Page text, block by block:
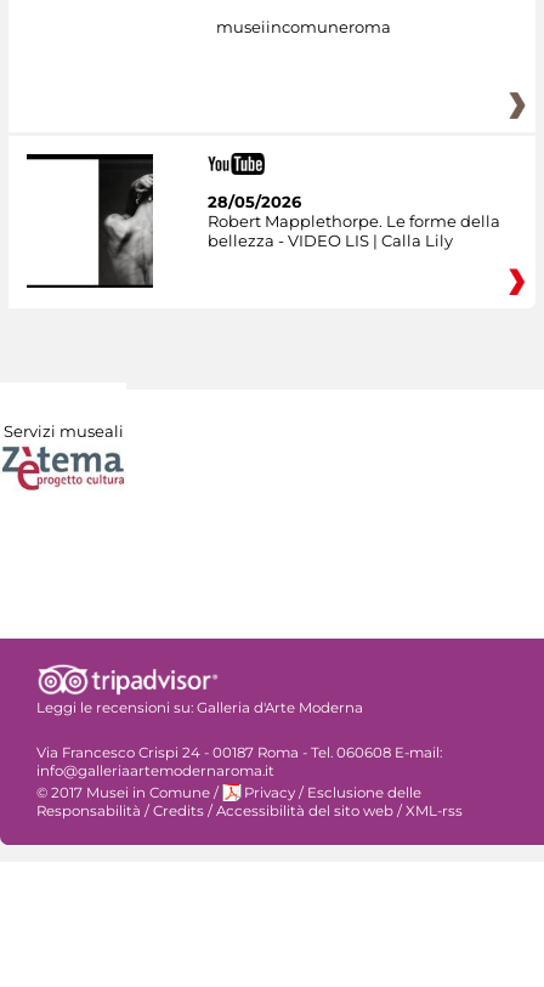
museiincomuneroma
28/05/2026
Robert Mapplethorpe. Le forme della
bellezza - VIDEO LIS | Calla Lily
Servizi museali
Leggi le recensioni su: Galleria d'Arte Moderna
Via Francesco Crispi 24 - 00187 Roma - Tel. 060608 E-mail:
info@galleriaartemodernaroma.it
© 2017 Musei in Comune / Privacy / Esclusione delle
Responsabilità / Credits / Accessibilità del sito web / XML-rss